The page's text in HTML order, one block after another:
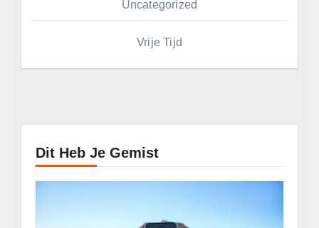
Uncategorized
Vrije Tijd
Dit Heb Je Gemist